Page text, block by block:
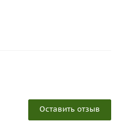
Оставить отзыв